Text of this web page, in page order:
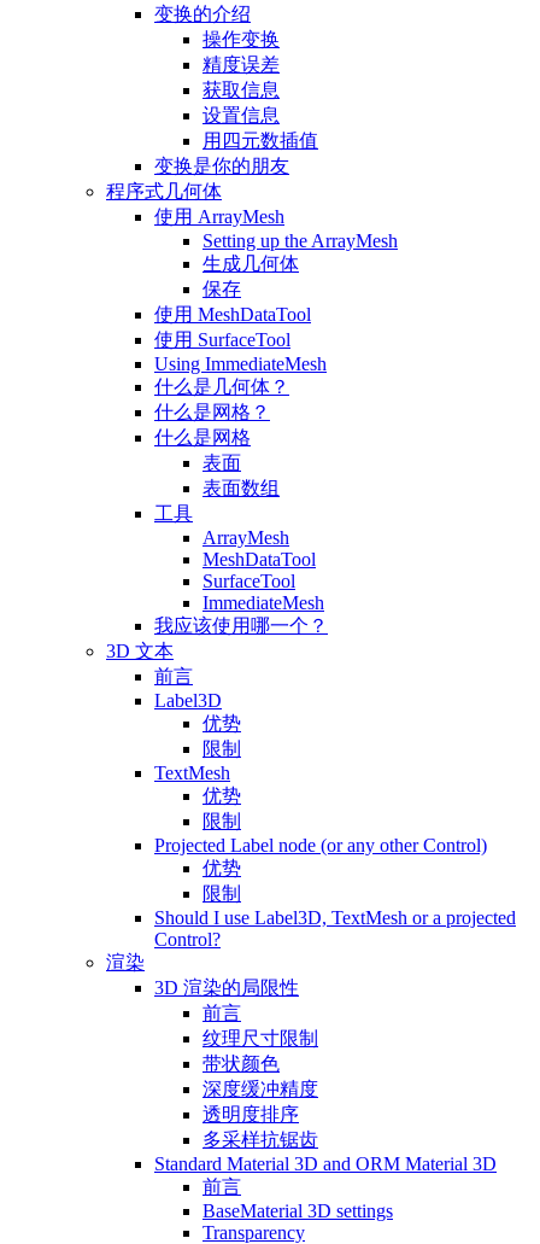
变换的介绍
操作变换
精度误差
获取信息
设置信息
用四元数插值
变换是你的朋友
程序式几何体
使用 ArrayMesh
Setting up the ArrayMesh
生成几何体
保存
使用 MeshDataTool
使用 SurfaceTool
Using ImmediateMesh
什么是几何体？
什么是网格？
什么是网格
表面
表面数组
工具
ArrayMesh
MeshDataTool
SurfaceTool
ImmediateMesh
我应该使用哪一个？
3D 文本
前言
Label3D
优势
限制
TextMesh
优势
限制
Projected Label node (or any other Control)
优势
限制
Should I use Label3D, TextMesh or a projected
Control?
渲染
3D 渲染的局限性
前言
纹理尺寸限制
带状颜色
深度缓冲精度
透明度排序
多采样抗锯齿
Standard Material 3D and ORM Material 3D
前言
BaseMaterial 3D settings
Transparency